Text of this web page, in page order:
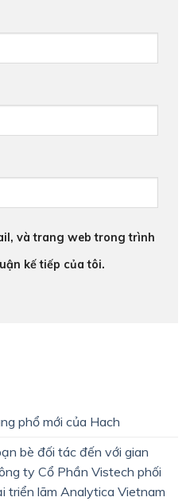
và trang web trong trình
kế tiếp của tôi.
phổ mới của Hach
bè đối tác đến với gian
ty Cổ Phần Vistech phối
triển lãm Analytica Vietnam